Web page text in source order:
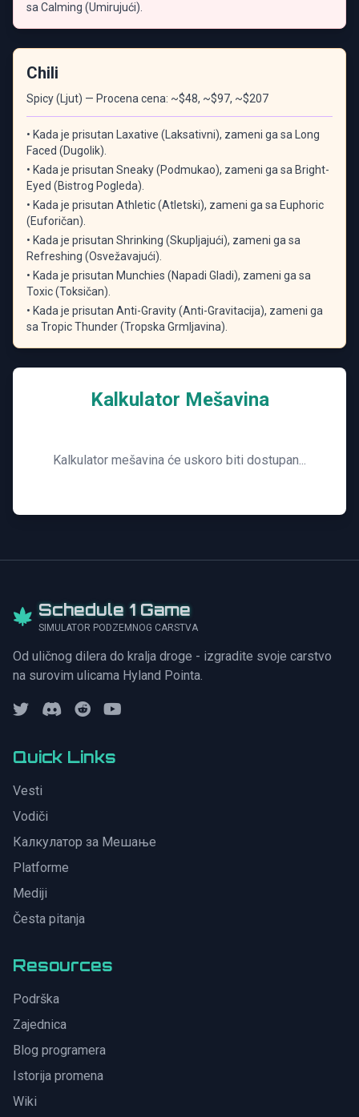
sa Calming (Umirujući).
Chili
Spicy (Ljut) — Procena cena: ~$48, ~$97, ~$207
• Kada je prisutan Laxative (Laksativni), zameni ga sa Long
Faced (Dugolik).
• Kada je prisutan Sneaky (Podmukao), zameni ga sa Bright-
Eyed (Bistrog Pogleda).
• Kada je prisutan Athletic (Atletski), zameni ga sa Euphoric
(Euforičan).
• Kada je prisutan Shrinking (Skupljajući), zameni ga sa
Refreshing (Osvežavajući).
• Kada je prisutan Munchies (Napadi Gladi), zameni ga sa
Toxic (Toksičan).
• Kada je prisutan Anti-Gravity (Anti-Gravitacija), zameni ga
sa Tropic Thunder (Tropska Grmljavina).
Kalkulator Mešavina
Kalkulator mešavina će uskoro biti dostupan...
Schedule 1 Game
SIMULATOR PODZEMNOG CARSTVA
Od uličnog dilera do kralja droge - izgradite svoje carstvo
na surovim ulicama Hyland Pointa.
Quick Links
Vesti
Vodiči
Калкулатор за Мешање
Platforme
Mediji
Česta pitanja
Resources
Podrška
Zajednica
Blog programera
Istorija promena
Wiki